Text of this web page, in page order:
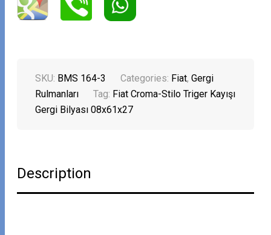
SKU: BMS 164-3 Categories: Fiat,Gergi
Rulmanları
Tag: Fiat Croma-Stilo Triger Kayışı
Gergi Bilyası 08x61x27
Description